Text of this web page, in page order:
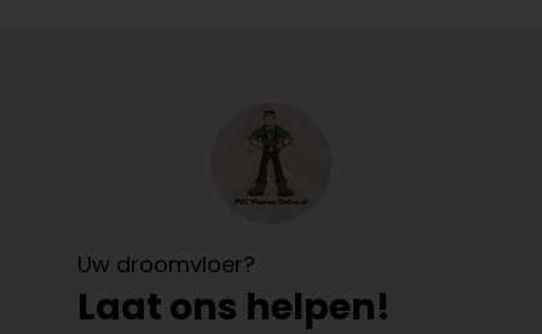
Uw droomvloer?
Laat ons helpen!